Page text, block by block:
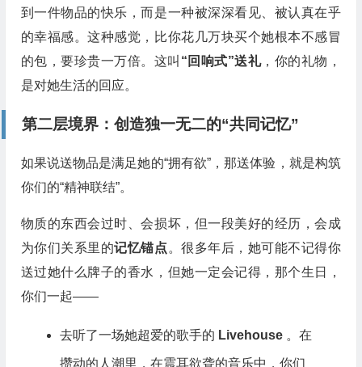
到一件物品的快乐，而是一种被深深看见、被认真在乎
的幸福感。这种感觉，比你花几万块买个她根本不感冒
的包，要珍贵一万倍。这叫 “回响式”送礼，你的礼物，
是对她生活的回应。
第二层境界：创造独一无二的“共同记忆”
如果说送物品是满足她的“拥有欲”，那送体验，就是构筑
你们的“精神联结”。
物质的东西会过时、会损坏，但一段美好的经历，会成
为你们关系里的记忆锚点 。很多年后，她可能不记得你
送过她什么牌子的香水，但她一定会记得，那个生日，
你们一起——
去听了一场她超爱的歌手的 Livehouse 。在
攒动的人潮里，在震耳欲聋的音乐中，你们